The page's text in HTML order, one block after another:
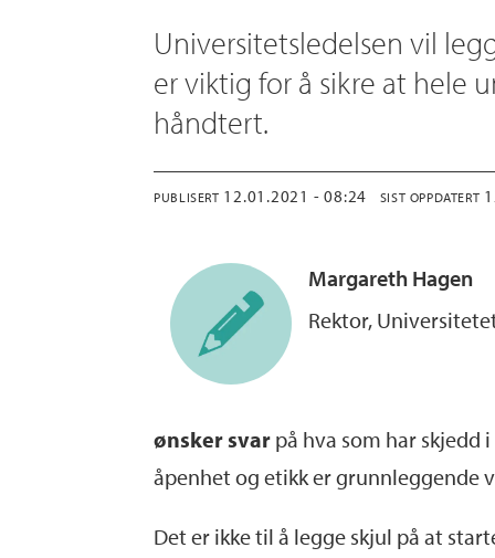
Universitetsledelsen vil
er viktig for å sikre at hele
håndtert.
PUBLISERT 12.01.2021 - 08:24 SIST OPPDATERT
Margareth Hagen
Rektor,
ønsker svar på hva som har skjedd
åpenhet og etikk er grunnleggende
Det er ikke til å legge skjul på at